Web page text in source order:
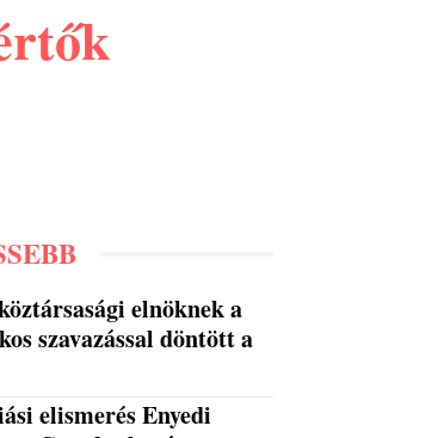
elnöknek a
szavazással döntött a
elismerés Enyedi